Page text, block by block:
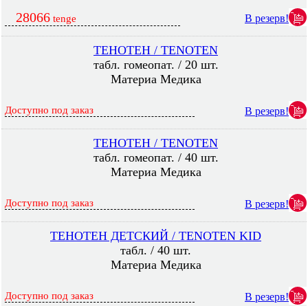
28066 tenge В резерв!
ТЕНОТЕН / TENOTEN
табл. гомеопат. / 20 шт.
Материа Медика
Доступно под заказ В резерв!
ТЕНОТЕН / TENOTEN
табл. гомеопат. / 40 шт.
Материа Медика
Доступно под заказ В резерв!
ТЕНОТЕН ДЕТСКИЙ / TENOTEN KID
табл. / 40 шт.
Материа Медика
Доступно под заказ В резерв!